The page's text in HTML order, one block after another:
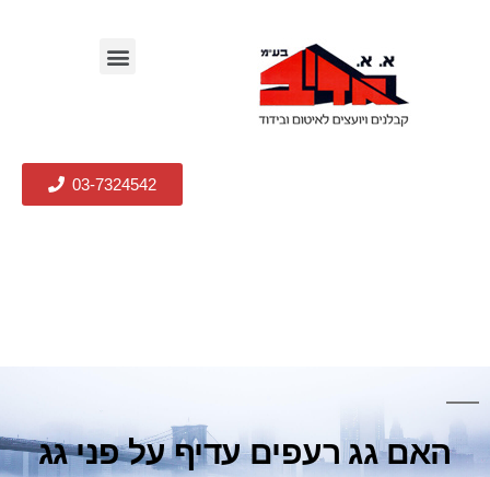
03-7324542
האם גג רעפים עדיף על פני גג